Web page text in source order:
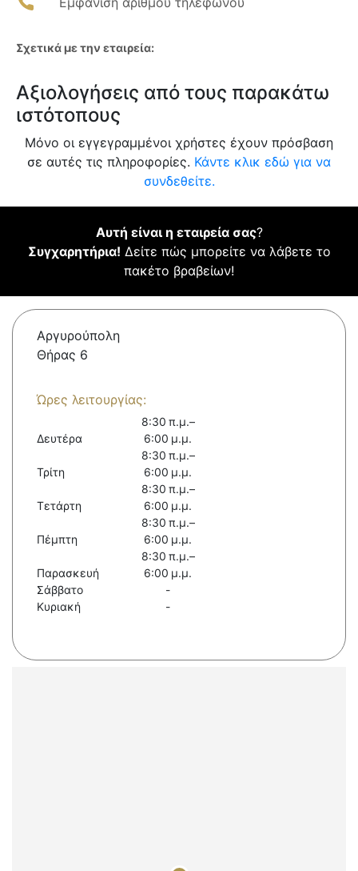
Σχετικά με την εταιρεία:
Αξιολογήσεις από τους παρακάτω
ιστότοπους
Μόνο οι εγγεγραμμένοι χρήστες έχουν πρόσβαση
σε αυτές τις πληροφορίες. Κάντε κλικ εδώ για να
συνδεθείτε.
Αυτή είναι η εταιρεία σας?
Συγχαρητήρια! Δείτε πώς μπορείτε να λάβετε το
πακέτο βραβείων!
Αργυρούπολη
Θήρας 6
Ώρες λειτουργίας:
Δευτέρα
8:30 π.μ.–
6:00 μ.μ.
Τρίτη
8:30 π.μ.–
6:00 μ.μ.
Τετάρτη
8:30 π.μ.–
6:00 μ.μ.
Πέμπτη
8:30 π.μ.–
6:00 μ.μ.
Παρασκευή
8:30 π.μ.–
6:00 μ.μ.
Σάββατο
-
Κυριακή
-